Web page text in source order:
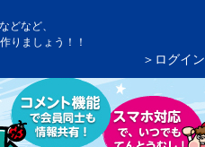
どなど、
りましょう！！
＞ログイン